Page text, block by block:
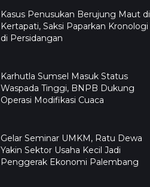
Kasus Penusukan Berujung Maut di
Kertapati, Saksi Paparkan Kronologi
di Persidangan
Karhutla Sumsel Masuk Status
Waspada Tinggi, BNPB Dukung
Operasi Modifikasi Cuaca
Gelar Seminar UMKM, Ratu Dewa
Yakin Sektor Usaha Kecil Jadi
Penggerak Ekonomi Palembang